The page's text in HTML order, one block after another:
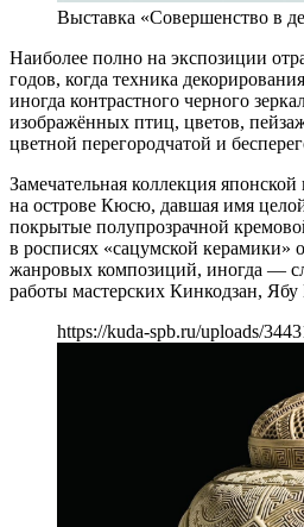
Выставка «Совершенство в
Наиболее полно на экспозиции
годов, когда техника
иногда контрастного черного
изображённых птиц, цветов,
цветной перегородчатой и
Замечательная коллекция
на острове Кюсю, давшая имя
покрытые полупрозрачной
в росписях «сацумской керамики»
жанровых композиций, иногда —
работы мастерских Кинкодзан,
https://kuda-spb.ru/uploads/